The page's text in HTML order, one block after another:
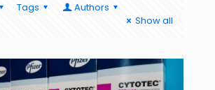
Tags
Authors
Show all